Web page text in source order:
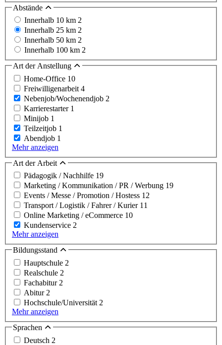
Abstände
Innerhalb 10 km 2
Innerhalb 25 km 2
Innerhalb 50 km 2
Innerhalb 100 km 2
Art der Anstellung
Home-Office 10
Freiwilligenarbeit 4
Nebenjob/Wochenendjob 2
Karrierestarter 1
Minijob 1
Teilzeitjob 1
Abendjob 1
Mehr anzeigen
Art der Arbeit
Pädagogik / Nachhilfe 19
Marketing / Kommunikation / PR / Werbung 19
Events / Messe / Promotion / Hostess 12
Transport / Logistik / Fahrer / Kurier 11
Online Marketing / eCommerce 10
Kundenservice 2
Mehr anzeigen
Bildungsstand
Hauptschule 2
Realschule 2
Fachabitur 2
Abitur 2
Hochschule/Universität 2
Mehr anzeigen
Sprachen
Deutsch 2